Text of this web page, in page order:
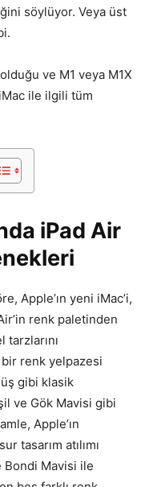
söylüyor. Veya üst
ve M1 veya M1X
ile ilgili tüm
iPad Air
Apple’ın yeni iMac’i,
renk paletinden
tarzlarını
bir renk yelpazesi
gibi klasik
ve Gök Mavisi gibi
Apple’ın
tasarım atılımı
Mavisi ile